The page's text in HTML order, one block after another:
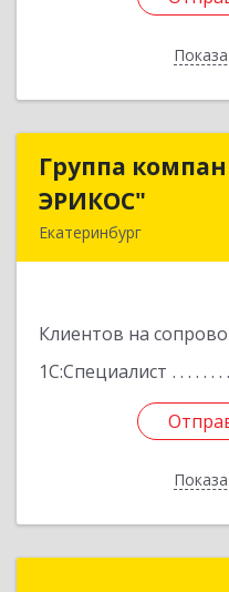
Группа
ЭРИКОС"
Екатеринбург
Клиентов на
1С:Специалист